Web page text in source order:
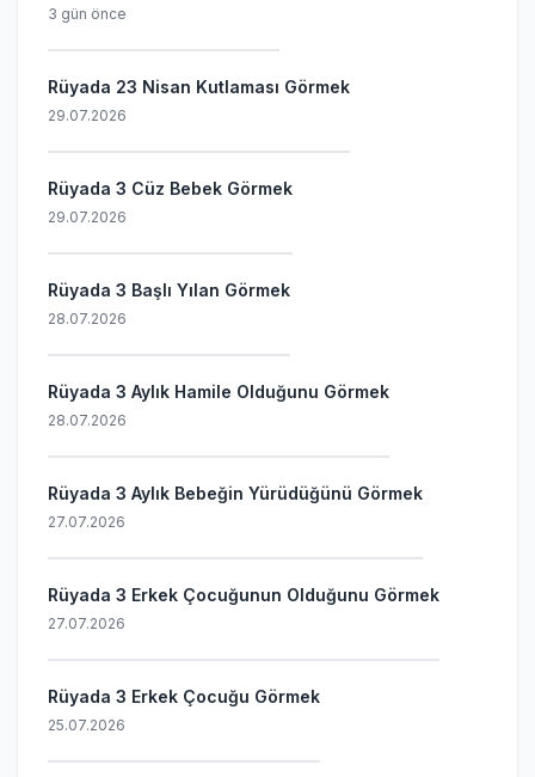
3 gün önce
Rüyada 23 Nisan Kutlaması Görmek
29.07.2026
Rüyada 3 Cüz Bebek Görmek
29.07.2026
Rüyada 3 Başlı Yılan Görmek
28.07.2026
Rüyada 3 Aylık Hamile Olduğunu Görmek
28.07.2026
Rüyada 3 Aylık Bebeğin Yürüdüğünü Görmek
27.07.2026
Rüyada 3 Erkek Çocuğunun Olduğunu Görmek
27.07.2026
Rüyada 3 Erkek Çocuğu Görmek
25.07.2026